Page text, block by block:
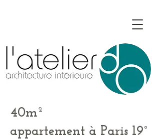
40m²
appartement à Paris 19°